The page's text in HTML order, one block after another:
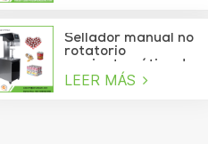
al vacío
Sellador manual no
rotatorio
semiautomático de
latas de refrescos,
LEER MÁS